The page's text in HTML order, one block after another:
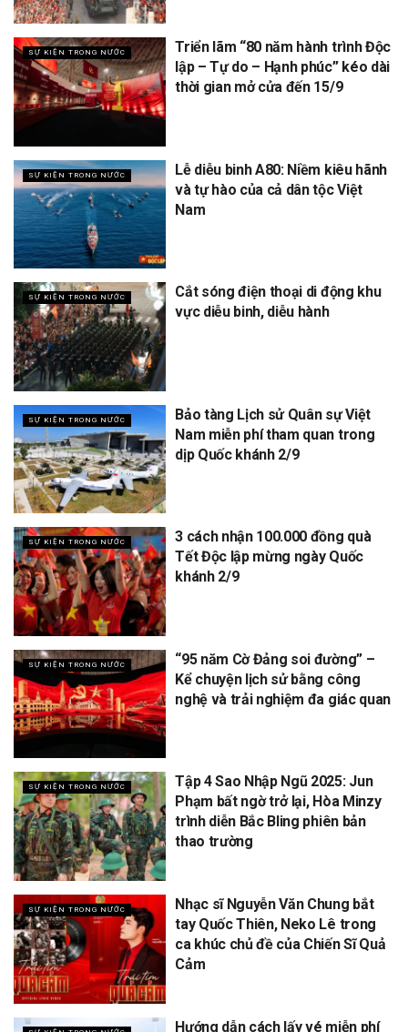
SỰ KIỆN TRONG NƯỚC
Triển lãm “80 năm hành trình Độc
lập – Tự do – Hạnh phúc” kéo dài
thời gian mở cửa đến 15/9
SỰ KIỆN TRONG NƯỚC
Lễ diễu binh A80: Niềm kiêu hãnh
và tự hào của cả dân tộc Việt
Nam
SỰ KIỆN TRONG NƯỚC
Cắt sóng điện thoại di động khu
vực diễu binh, diễu hành
SỰ KIỆN TRONG NƯỚC
Bảo tàng Lịch sử Quân sự Việt
Nam miễn phí tham quan trong
dịp Quốc khánh 2/9
SỰ KIỆN TRONG NƯỚC
3 cách nhận 100.000 đồng quà
Tết Độc lập mừng ngày Quốc
khánh 2/9
SỰ KIỆN TRONG NƯỚC
“95 năm Cờ Đảng soi đường” –
Kể chuyện lịch sử bằng công
nghệ và trải nghiệm đa giác quan
SỰ KIỆN TRONG NƯỚC
Tập 4 Sao Nhập Ngũ 2025: Jun
Phạm bất ngờ trở lại, Hòa Minzy
trình diễn Bắc Bling phiên bản
thao trường
SỰ KIỆN TRONG NƯỚC
Nhạc sĩ Nguyễn Văn Chung bắt
tay Quốc Thiên, Neko Lê trong
ca khúc chủ đề của Chiến Sĩ Quả
Cảm
Hướng dẫn cách lấy vé miễn phí